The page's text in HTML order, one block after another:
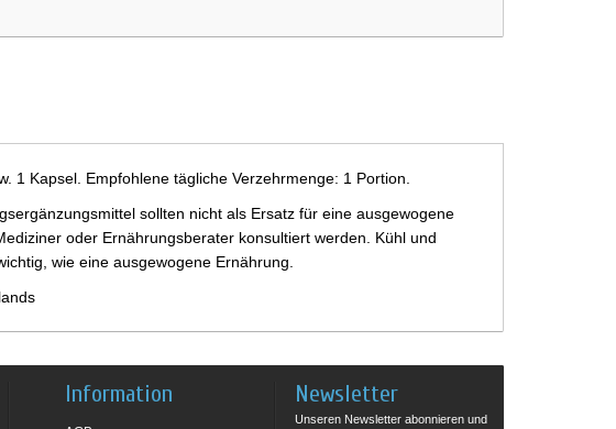
Kapsel. Empfohlene tägliche Verzehrmenge: 1 Portion.
sollten nicht als Ersatz für eine ausgewogene
oder Ernährungsberater konsultiert werden. Kühl und
wie eine ausgewogene Ernährung.
Information Newsletter
Unseren Newsletter abonnieren und